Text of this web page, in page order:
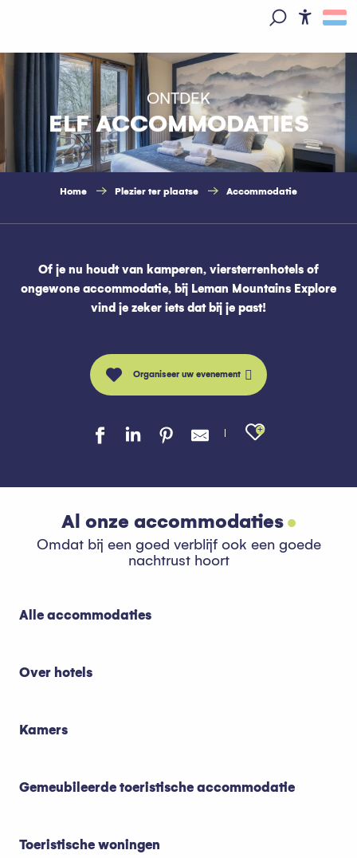
principal
ONTDEK
ELF ACCOMMODATIES
Home Plezier ter plaatse Accommodatie
Of je nu houdt van kamperen, viersterrenhotels of
ongewone accommodatie, bij Leman Mountains Explore
vind je zeker iets dat bij je past!
Organiseer uw evenement
Ajouter
Al onze accommodaties
Omdat bij een goed verblijf ook een goede
nachtrust hoort
Alle accommodaties
Over hotels
Kamers
Gemeubileerde toeristische accommodatie
Toeristische woningen